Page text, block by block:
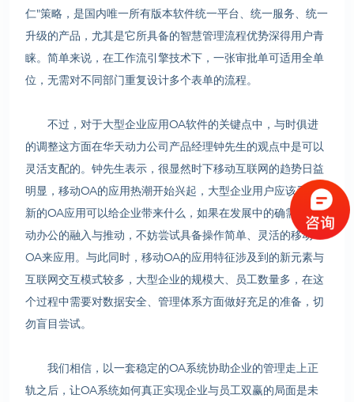
仁"策略，是国内唯一所有版本软件统一平台、统一服务、统一
升级的产品，尤其是它所具备的智慧管理流程优势深得用户青
睐。简单来说，在工作流引擎技术下，一张审批单可适用全单
位，无需对不同部门重复设计多个表单的流程。
不过，对于大型企业应用OA软件的关键点中，与时俱进
的调整这方面在华天动力公司产品经理钟先生的观点中是可以
灵活支配的。钟先生表示，很显然时下移动互联网的趋势日益
明显，移动OA的应用热潮开始兴起，大型企业用户应该看到
新的OA应用可以给企业带来什么，如果在发展中的确需要移
动办公的融入与推动，不妨尝试具备操作简单、灵活的移动
OA来应用。与此同时，移动OA的应用特征涉及到的新元素与
互联网交互模式较多，大型企业的规模大、员工数量多，在这
个过程中需要对数据安全、管理体系方面做好充足的准备，切
勿盲目尝试。
我们相信，以一套稳定的OA系统协助企业的管理走上正
轨之后，让OA系统如何真正实现企业与员工双赢的局面是未